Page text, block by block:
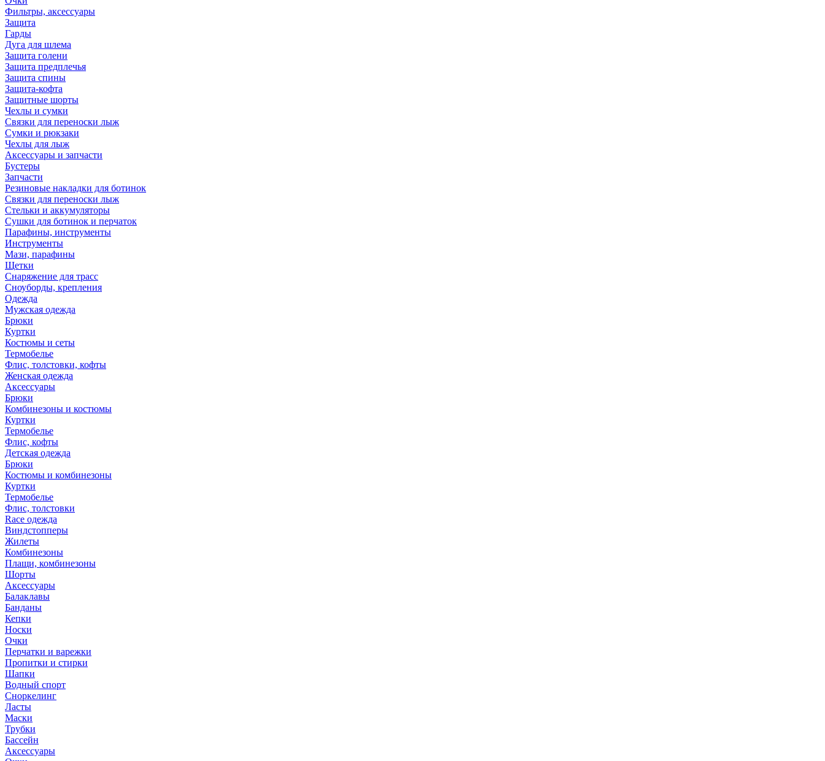
Фильтры, аксессуары
Защита
Гарды
Дуга для шлема
Защита голени
Защита предплечья
Защита спины
Защита-кофта
Защитные шорты
Чехлы и сумки
Связки для переноски лыж
Сумки и рюкзаки
Чехлы для лыж
Аксессуары и запчасти
Бустеры
Запчасти
Резиновые накладки для ботинок
Связки для переноски лыж
Стельки и аккумуляторы
Сушки для ботинок и перчаток
Парафины, инструменты
Инструменты
Мази, парафины
Щетки
Снаряжение для трасс
Сноуборды, крепления
Одежда
Мужская одежда
Брюки
Куртки
Костюмы и сеты
Термобелье
Флис, толстовки, кофты
Женская одежда
Аксессуары
Брюки
Комбинезоны и костюмы
Куртки
Термобелье
Флис, кофты
Детская одежда
Брюки
Костюмы и комбинезоны
Куртки
Термобелье
Флис, толстовки
Race одежда
Виндстопперы
Жилеты
Комбинезоны
Плащи, комбинезоны
Шорты
Аксессуары
Балаклавы
Банданы
Кепки
Носки
Очки
Перчатки и варежки
Пропитки и стирки
Шапки
Водный спорт
Сноркелинг
Ласты
Маски
Трубки
Бассейн
Аксессуары